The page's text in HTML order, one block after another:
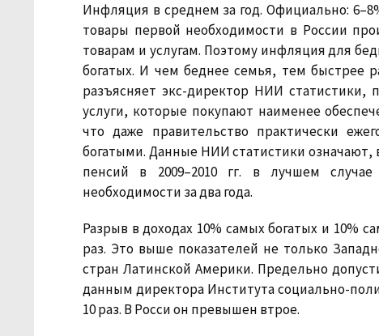
Инфляция в среднем за год.Официально:
товары первой необходимости в России
товарам и услугам. Поэтому инфляция для
богатых. И чем беднее семья, тем быстрее
разъясняет экс-директор НИИ
услуги, которые покупают наименее
что даже правительство практически
богатыми. Данные НИИ статистики означают,
пенсий в 2009–2010 гг. в лучшем
необходимости за два года.
Разрыв в доходах 10% самых богатых и 10%
раз. Это выше показателей не только
стран Латинской Америки. Предельно
данным директора Института социально-
10 раз. В Росси он превышен втрое.